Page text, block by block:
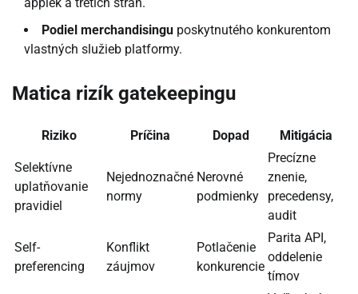
appiek a tretích strán.
Podiel merchandisingu poskytnutého konkurentom
vlastných služieb platformy.
Matica rizík gatekeepingu
Riziko Príčina Dopad Mitigácia
Selektívne
uplatňovanie
pravidiel
Nejednoznačné
normy
Nerovné
podmienky
Precízne
znenie,
precedensy,
audit
Self-
preferencing
Konflikt
záujmov
Potlačenie
konkurencie
Parita API,
oddelenie
tímov